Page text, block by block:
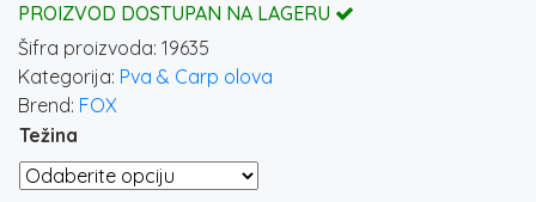
PROIZVOD DOSTUPAN NA LAGERU
Šifra proizvoda: 19635
Kategorija: Pva & Carp olova
Brend: FOX
Težina